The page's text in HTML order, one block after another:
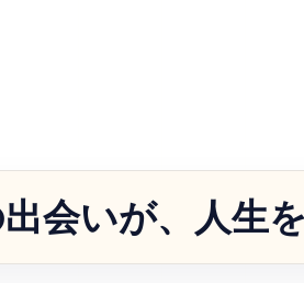
会いが、人生